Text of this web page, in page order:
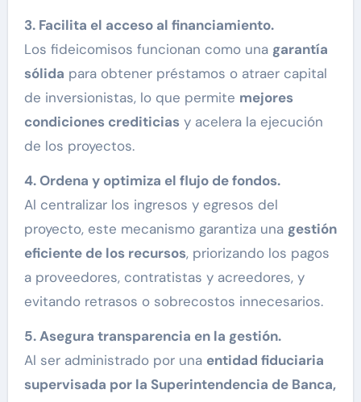
3. Facilita el acceso al financiamiento.
Los fideicomisos funcionan como una garantía
sólida para obtener préstamos o atraer capital
de inversionistas, lo que permite mejores
condiciones crediticiasy acelera la ejecución
de los proyectos.
4. Ordena y optimiza el flujo de fondos.
Al centralizar los ingresos y egresos del
proyecto, este mecanismo garantiza una gestión
eficiente de los recursos, priorizando los pagos
a proveedores, contratistas y acreedores, y
evitando retrasos o sobrecostos innecesarios.
5. Asegura transparencia en la gestión.
Al ser administrado por una entidad fiduciaria
supervisada por la Superintendencia de Banca,